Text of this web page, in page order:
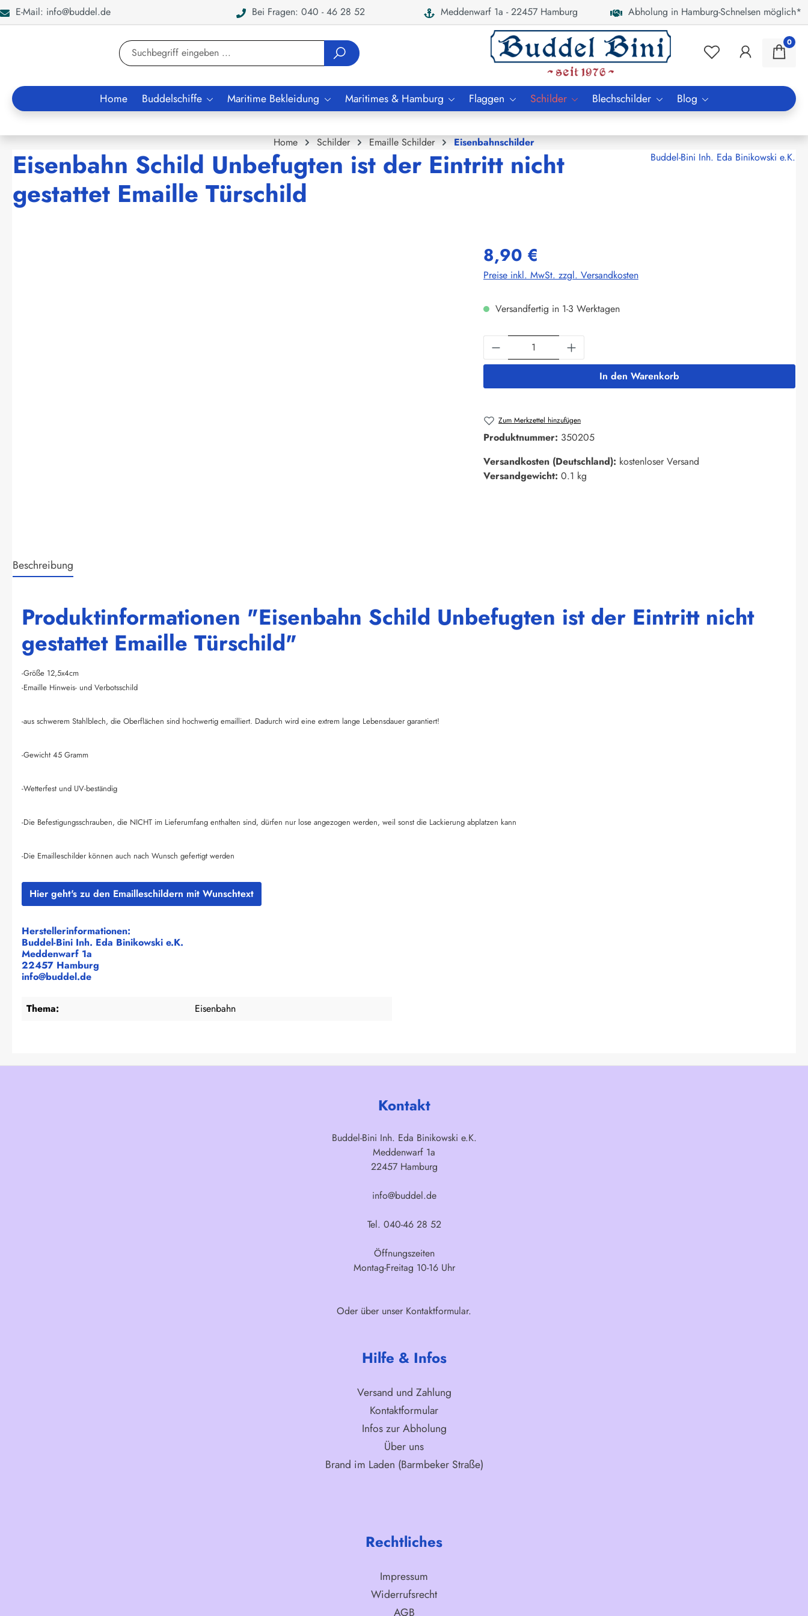
Zur Suche springen
E-Mail: info@buddel.de Bei Fragen: 040 - 46 28 52 Meddenwarf 1a - 22457 Hamburg Abholung in Hamburg-Schnelsen möglich*
0
Home Buddelschiffe Maritime Bekleidung Maritimes & Hamburg Flaggen Schilder Blechschilder Blog
Home Schilder Emaille Schilder Eisenbahnschilder
Eisenbahn Schild Unbefugten ist der Eintritt nicht
gestattet Emaille Türschild
Buddel-Bini Inh. Eda Binikowski e.K.
8,90 €
Preise inkl. MwSt. zzgl. Versandkosten
Versandfertig in 1-3 Werktagen
Produkt Anzahl: Gib den gewünschten Wert ein
In den Warenkorb
Zum Merkzettel hinzufügen
Produktnummer: 350205
Versandkosten (Deutschland): kostenloser Versand
Versandgewicht: 0.1 kg
Beschreibung
Produktinformationen "Eisenbahn Schild Unbefugten ist der Eintritt nicht
gestattet Emaille Türschild"
-Größe 12,5x4cm
-Emaille Hinweis- und Verbotsschild
-aus schwerem Stahlblech, die Oberflächen sind hochwertig emailliert. Dadurch wird eine extrem lange Lebensdauer garantiert!
-Gewicht 45 Gramm
-Wetterfest und UV-beständig
-Die Befestigungsschrauben, die NICHT im Lieferumfang enthalten sind, dürfen nur lose angezogen werden, weil sonst die Lackierung abplatzen kann
-Die Emailleschilder können auch nach Wunsch gefertigt werden
Hier geht's zu den Emailleschildern mit Wunschtext
Herstellerinformationen:
Buddel-Bini Inh. Eda Binikowski e.K.
Meddenwarf 1a
22457 Hamburg
info@buddel.de
Thema: Eisenbahn
Kontakt
Buddel-Bini Inh. Eda Binikowski e.K.
Meddenwarf 1a
22457 Hamburg
info@buddel.de
Tel. 040-46 28 52
Öffnungszeiten
Montag-Freitag 10-16 Uhr
Oder über unser Kontaktformular.
Hilfe & Infos
Versand und Zahlung
Kontaktformular
Infos zur Abholung
Über uns
Brand im Laden (Barmbeker Straße)
Rechtliches
Impressum
Widerrufsrecht
AGB